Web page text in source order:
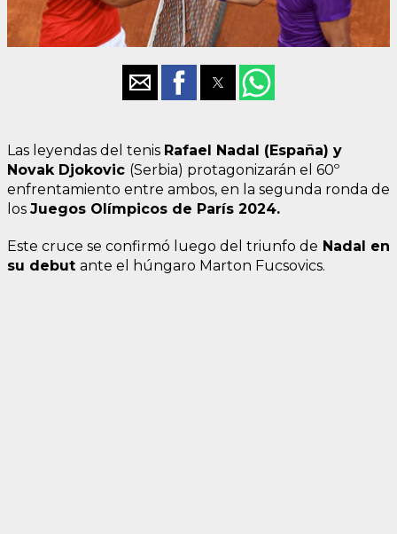
Las leyendas del tenis Rafael Nadal (España) y
Novak Djokovic (Serbia) protagonizarán el 60º
enfrentamiento entre ambos, en la segunda ronda de
los Juegos Olímpicos de París 2024.
Este cruce se confirmó luego del triunfo de Nadal en
su debut ante el húngaro Marton Fucsovics.